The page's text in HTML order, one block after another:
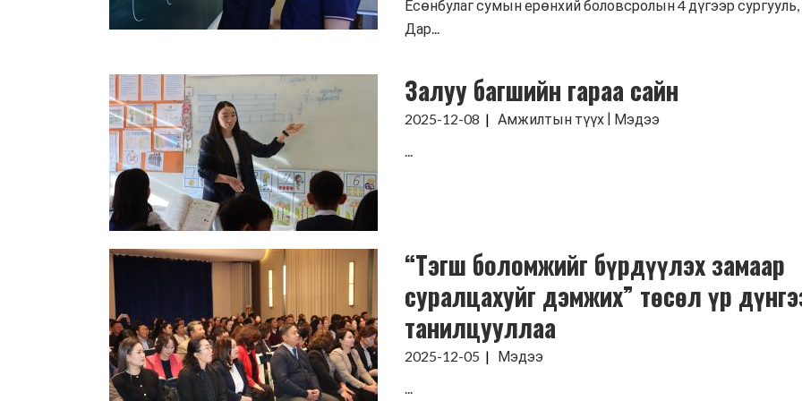
Кампанит ажил
Хэрэгжүүлсэн төслүүд
Есөнбулаг сумын ерөнхий боловсролын 4 дүгээр сургууль,
Дар...
Залуу багшийн гараа сайн
2025-12-08 Амжилтын түүх | Мэдээ
...
“Тэгш боломжийг бүрдүүлэх замаар
суралцахуйг дэмжих” төсөл үр
танилцууллаа
2025-12-05
Мэдээ
...